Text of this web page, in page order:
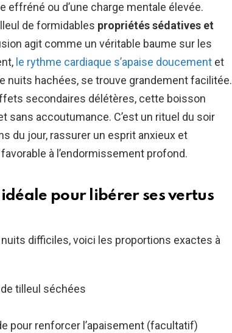
effréné ou d’une charge mentale élevée.
de formidables propriétés sédatives et
agit comme un véritable baume sur les
le rythme cardiaque s’apaise doucement et
nuits hachées, se trouve grandement facilitée.
secondaires délétères, cette boisson
sans accoutumance. C’est un rituel du soir
du jour, rassurer un esprit anxieux et
à l’endormissement profond.
idéale pour libérer ses vertus
difficiles, voici les proportions exactes à
tilleul séchées
pour renforcer l’apaisement (facultatif)